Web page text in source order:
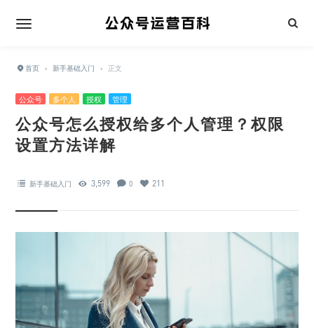
首页 › 新手基础入门 › 正文
公众号 多个人 授权 管理
公众号怎么授权给多个人管理？权限
设置方法详解
新手基础入门 3,599 0 211